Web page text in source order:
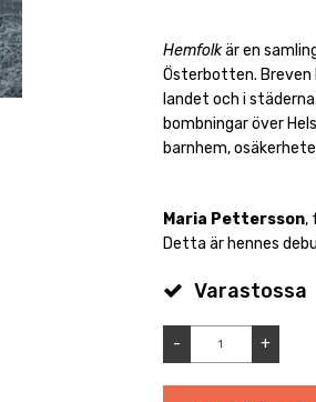
Hemfolkär en
Österbotten.
landet och i
bombningar över
barnhem,
Maria Pettersson,
Detta är hennes
Varastossa
- +